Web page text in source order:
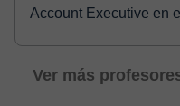
Account Executive en
Ver más